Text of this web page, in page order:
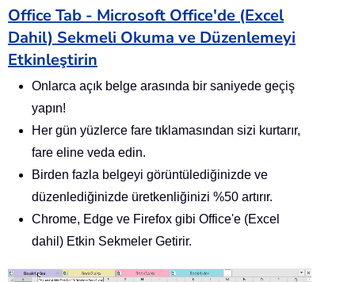
Office Tab - Microsoft Office'de (Excel
Dahil) Sekmeli Okuma ve Düzenlemeyi
Etkinleştirin
Onlarca açık belge arasında bir saniyede geçiş
yapın!
Her gün yüzlerce fare tıklamasından sizi kurtarır,
fare eline veda edin.
Birden fazla belgeyi görüntülediğinizde ve
düzenlediğinizde üretkenliğinizi %50 artırır.
Chrome, Edge ve Firefox gibi Office'e (Excel
dahil) Etkin Sekmeler Getirir.